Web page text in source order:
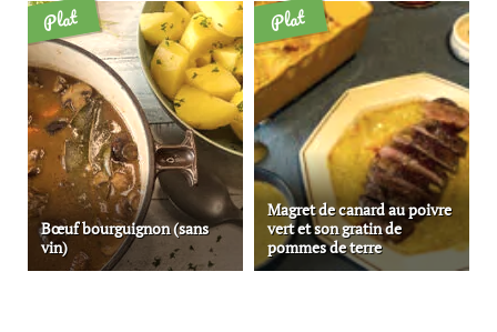
Plat
Bœuf bourguignon (sans
vin)
Plat
Magret de canard au poivre
vert et son gratin de
pommes de terre